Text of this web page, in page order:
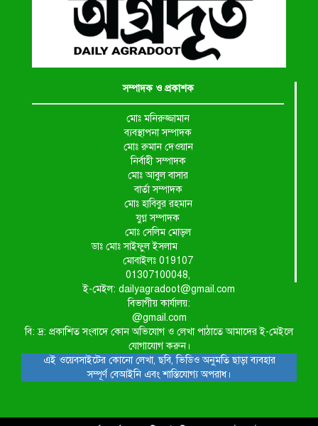
সম্পাদক ও প্রকাশক
মোঃ মনিরুজ্জামান
ব্যবস্থাপনা সম্পাদক
মোঃ রুমান দেওয়ান
নির্বাহী সম্পাদক
মোঃ আবুল বাসার
বার্তা সম্পাদক
মোঃ হাবিবুর রহমান
যুগ্ন সম্পাদক
মোঃ সেলিম মোড়ল
ডাঃ মোঃ সাইফুল ইসলাম
মোবাইলঃ 019107
01307100048,
ই-মেইল: dailyagradoot@gmail.com
বিভাগীয় কার্যালয়:
@gmail.com
বি: দ্র: প্রকাশিত সংবাদে কোন অভিযোগ ও লেখা পাঠাতে আমাদের ই-মেইলে
যোগাযোগ করুন।
এই ওয়েবসাইটের কোনো লেখা, ছবি, ভিডিও অনুমতি ছাড়া ব্যবহার
সম্পূর্ণ বেআইনি এবং শাস্তিযোগ্য অপরাধ।